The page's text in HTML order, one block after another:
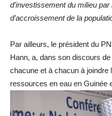
d’investissement du milieu
d’accroissement de la
Par ailleurs, le président du
Hann, a, dans son discours
chacune et à chacun à
ressources en eau en Guinée